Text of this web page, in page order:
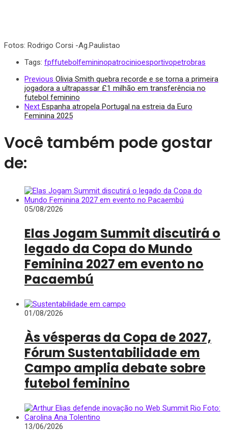
Fotos: Rodrigo Corsi -Ag.Paulistao
Tags: fpffutebolfemininopatrocinioesportivopetrobras
Previous Olivia Smith quebra recorde e se torna a primeira
jogadora a ultrapassar £1 milhão em transferência no
futebol feminino
Next Espanha atropela Portugal na estreia da Euro
Feminina 2025
Você também pode gostar
de:
05/08/2026
Elas Jogam Summit discutirá o
legado da Copa do Mundo
Feminina 2027 em evento no
Pacaembú
01/08/2026
Às vésperas da Copa de 2027,
Fórum Sustentabilidade em
Campo amplia debate sobre
futebol feminino
13/06/2026